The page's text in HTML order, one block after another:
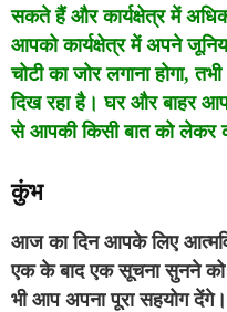
सकते हैं और कार्यक्षेत्र में
आपको कार्यक्षेत्र में अपने
चोटी का जोर लगाना होगा,
दिख रहा है। घर और बाहर
से आपकी किसी बात को लेकर
कुंभ
आज का दिन आपके लिए
एक के बाद एक सूचना सुनने को
भी आप अपना पूरा सहयोग देंगे।